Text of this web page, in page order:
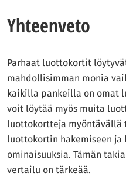
Yhteenveto
Parhaat luottokortit
mahdollisimman monia
kaikilla pankeilla on omat
voit löytää myös muita
luottokortteja myöntävällä
luottokortin hakemiseen
ominaisuuksia. Tämän
vertailu on tärkeää.